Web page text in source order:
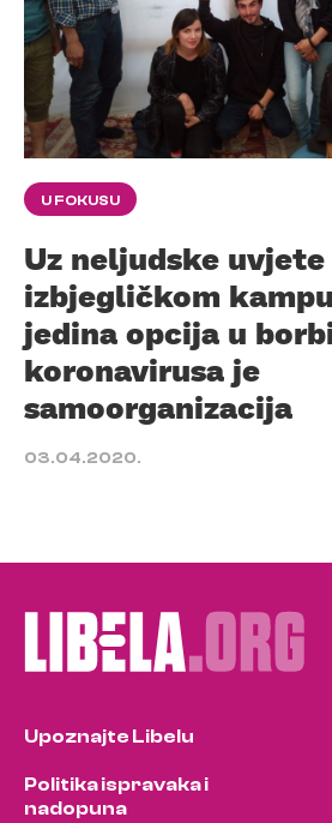
U FOKUSU
Uz neljudske uvjete
izbjegličkom
jedina opcija u
koronavirusa je
samoorganizacija
03.04.2020.
Upoznajte Libelu
Politika ispravaka i
nadopuna